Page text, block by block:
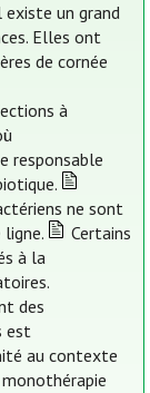
un grand
Elles ont
de cornée
à
responsable
ne sont
ligne.
Certains
à la
des
est
au contexte